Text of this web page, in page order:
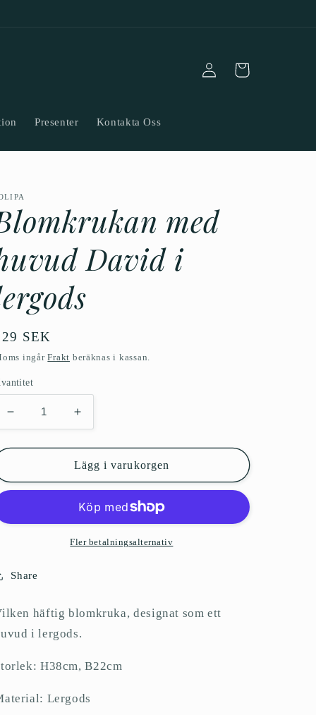
Presenter Kontakta Oss
Logga
in
Varukorg
med
David i
SEK
ingårFrakt beräknas i kassan.
Minska
kvantitet
för
Blomkrukan
med
huvud
i
Öka
kvantitet
för
Blomkrukan
med
David
i
lergods
Lägg i varukorgen
Fler betalningsalternativ
Share
häftig blomkruka, designat som ett
i lergods.
H38cm, B22cm
Lergods